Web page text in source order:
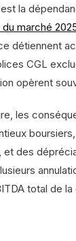
la
marché
détiennent
CGL
opèrent
les
des
total de